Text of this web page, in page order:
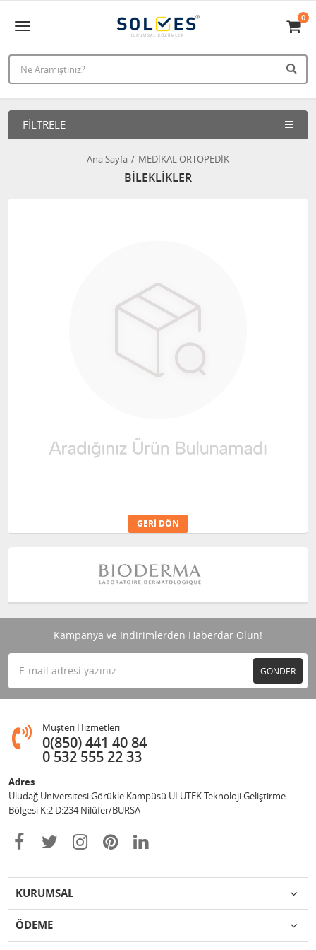
0
FILTRELE
Ana Sayfa MEDİKAL ORTOPEDİK
BİLEKLİKLER
GERI DÖN
Kampanya ve İndirimlerden Haberdar Olun!
GÖNDER
Müşteri Hizmetleri
0(850) 441 40 84
0 532 555 22 33
Adres
Uludağ Üniversitesi Görükle Kampüsü ULUTEK Teknoloji Geliştirme
Bölgesi K:2 D:234 Nilüfer/BURSA
KURUMSAL
ÖDEME